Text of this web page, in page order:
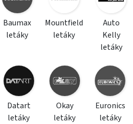
Baumax
letáky
Mountfield
letáky
Auto
Kelly
letáky
Datart
letáky
Okay
letáky
Euronics
letáky